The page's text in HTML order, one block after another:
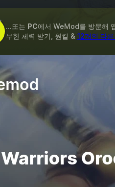
...또는 PC에서 WeMod를 방문해
무한 체력 받기, 원킬 & 12개의 다른